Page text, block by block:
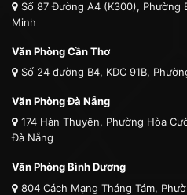
Số 87 Đường A4 (K300), Phường
Minh
Văn Phòng Cần Thơ
Số 24 đường B4, KDC 91B,
Văn Phòng Đà Nẵng
174 Hàn Thuyên, Phường Hòa
Đà Nẵng
Văn Phòng Bình Dương
804 Cách Mạng Tháng Tám,